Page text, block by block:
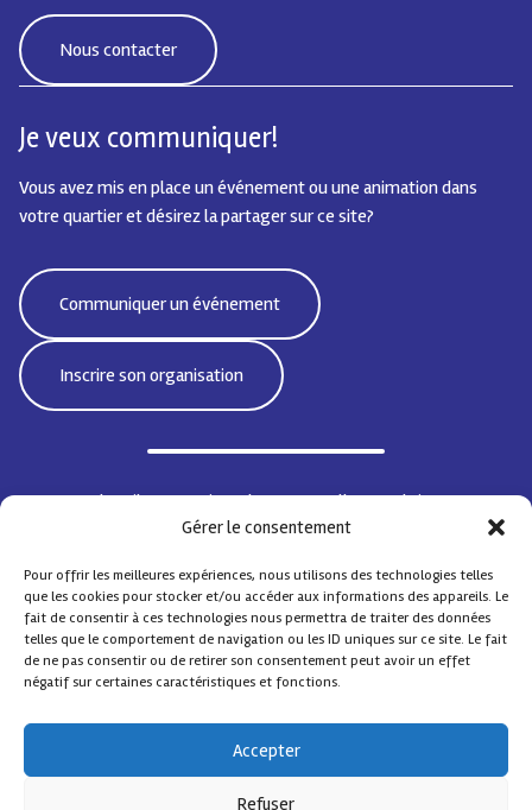
Gérer le consentement
Pour offrir les meilleures expériences, nous utilisons des technologies telles
que les cookies pour stocker et/ou accéder aux informations des appareils. Le
fait de consentir à ces technologies nous permettra de traiter des données
telles que le comportement de navigation ou les ID uniques sur ce site. Le fait
de ne pas consentir ou de retirer son consentement peut avoir un effet
négatif sur certaines caractéristiques et fonctions.
Accepter
Refuser
Nous contacter
Je veux communiquer!
Vous avez mis en place un événement ou une animation dans
votre quartier et désirez la partager sur ce site?
Communiquer un événement
Inscrire son organisation
Bd Emile Jacqmain 95 | 1000 Bruxelles - Belgique
CoordiSocialeBxlNord@protonmail.com
© Coordination Sociale Nord – Tous droits réservés
Contact
FAQ